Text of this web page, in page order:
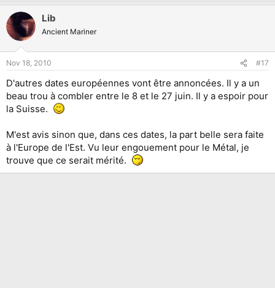
Lib
Ancient Mariner
Nov 18, 2010 #17
D'autres dates européennes vont être annoncées. Il y a un
beau trou à combler entre le 8 et le 27 juin. Il y a espoir pour
la Suisse.
M'est avis sinon que, dans ces dates, la part belle sera faite
à l'Europe de l'Est. Vu leur engouement pour le Métal, je
trouve que ce serait mérité.